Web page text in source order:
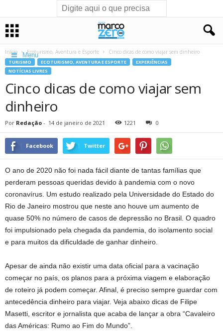
Menu
Início Ecoturismo, Aventura e Esporte Cinco dicas de como viajar sem dinheiro
TURISMO ECOTURISMO, AVENTURA E ESPORTE
EXPERIÊNCIAS
NOTÍCIAS LIVRES
Cinco dicas de como viajar sem
dinheiro
Por Redação - 14 de janeiro de 2021 1221 0
Facebook Twitter
O ano de 2020 não foi nada fácil diante de tantas famílias que
perderam pessoas queridas devido à pandemia com o novo
coronavírus. Um estudo realizado pela Universidade do Estado do
Rio de Janeiro mostrou que neste ano houve um aumento de
quase 50% no número de casos de depressão no Brasil. O quadro
foi impulsionado pela chegada da pandemia, do isolamento social
e para muitos da dificuldade de ganhar dinheiro.
Apesar de ainda não existir uma data oficial para a vacinação
começar no país, os planos para a próxima viagem e elaboração
de roteiro já podem começar. Afinal, é preciso sempre guardar com
antecedência dinheiro para viajar. Veja abaixo dicas de Filipe
Masetti, escritor e jornalista que acaba de lançar a obra “Cavaleiro
das Américas: Rumo ao Fim do Mundo”.